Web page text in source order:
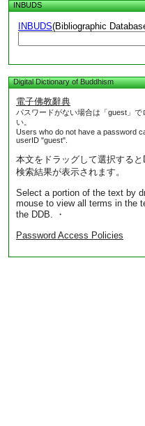
INBUDS
INBUDS(Bibliographic
Digital Dictionary of Buddhism
電子佛教辭典
パスワードがない場合は「guest」で
い。
Users who do not have a password
userID "guest".
本文をドラッグして選択する
検索結果が表示されます。
Select a portion of the text by
mouse to view all terms in the
the DDB. ・
Password Access Policies